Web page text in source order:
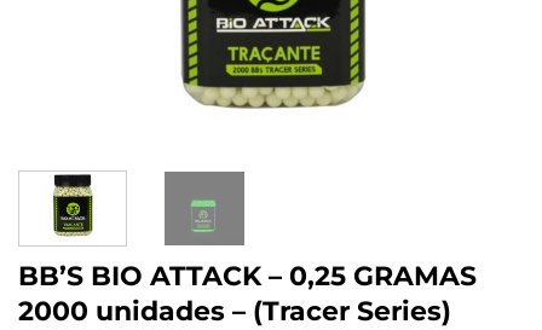
BB’S BIO ATTACK – 0,25 GRAMAS
2000 unidades – (Tracer Series)